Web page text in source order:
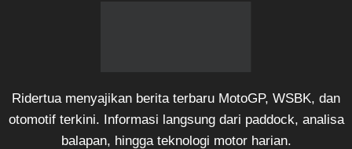
Ridertua menyajikan berita terbaru MotoGP, WSBK, dan
otomotif terkini. Informasi langsung dari paddock, analisa
balapan, hingga teknologi motor harian.